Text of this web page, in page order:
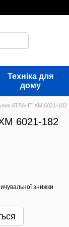
Техніка для
дому
АТЛАНТ ХМ 6021-182
6021-182
знижки